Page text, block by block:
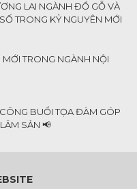
LAI NGÀNH ĐỒ GỖ VÀ
TRONG KỶ NGUYÊN MỚI
TRONG NGÀNH NỘI
BUỔI TỌA ĐÀM GÓP
SẢN 📢